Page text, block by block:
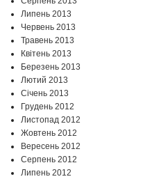
Липень 2013
Червень 2013
Травень 2013
Квітень 2013
Березень 2013
Лютий 2013
Січень 2013
Грудень 2012
Листопад 2012
Жовтень 2012
Вересень 2012
Серпень 2012
Липень 2012